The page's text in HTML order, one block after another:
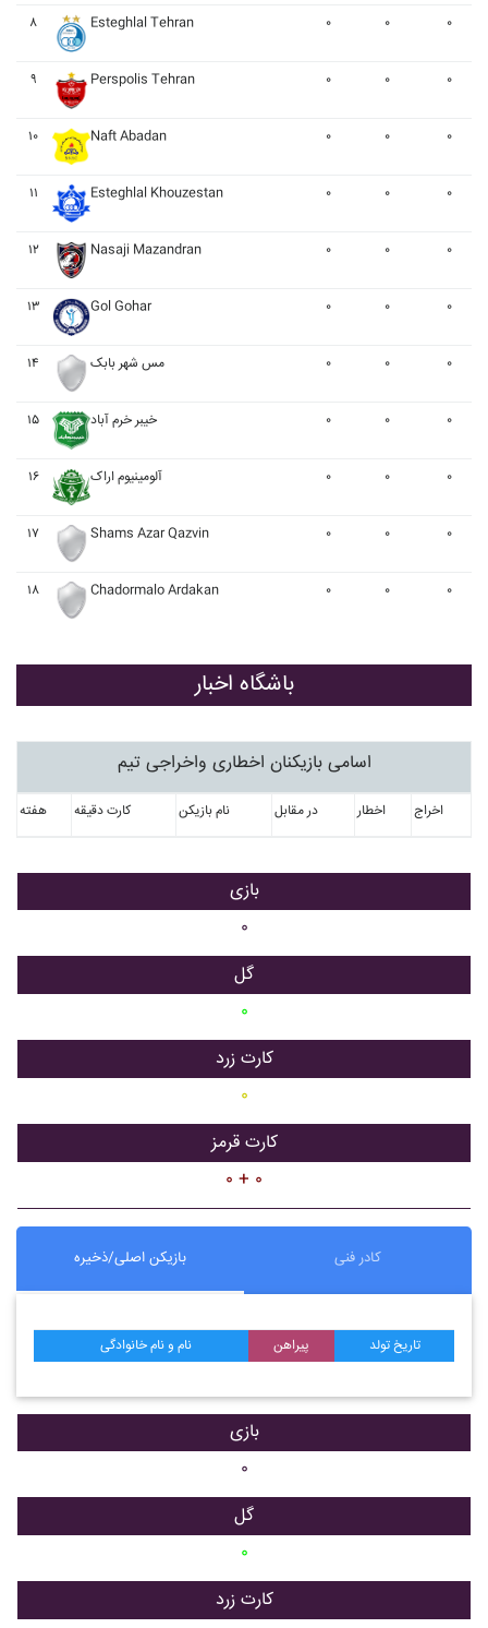
۸ Esteghlal Tehran ۰ ۰ ۰
۹ Perspolis Tehran ۰ ۰ ۰
۱۰ Naft Abadan ۰ ۰ ۰
۱۱ Esteghlal Khouzestan ۰ ۰ ۰
۱۲ Nasaji Mazandran ۰ ۰ ۰
۱۳ Gol Gohar ۰ ۰ ۰
۱۴ مس شهر بابک ۰ ۰ ۰
۱۵ خيبر خرم آباد ۰ ۰ ۰
۱۶ آلومينيوم اراک ۰ ۰ ۰
۱۷ Shams Azar Qazvin ۰ ۰ ۰
۱۸ Chadormalo Ardakan ۰ ۰ ۰
باشگاه اخبار
اسامی بازیکنان اخطاری واخراجی تیم
هفته کارت دقیقه نام بازیکن در مقابل اخطار اخراج
بازی
۰
گل
۰
کارت زرد
۰
کارت قرمز
۰ + ۰
بازیکن اصلی/ذخیره کادر فنی
نام و نام خانوادگی پیراهن تاریخ تولد
بازی
۰
گل
۰
کارت زرد